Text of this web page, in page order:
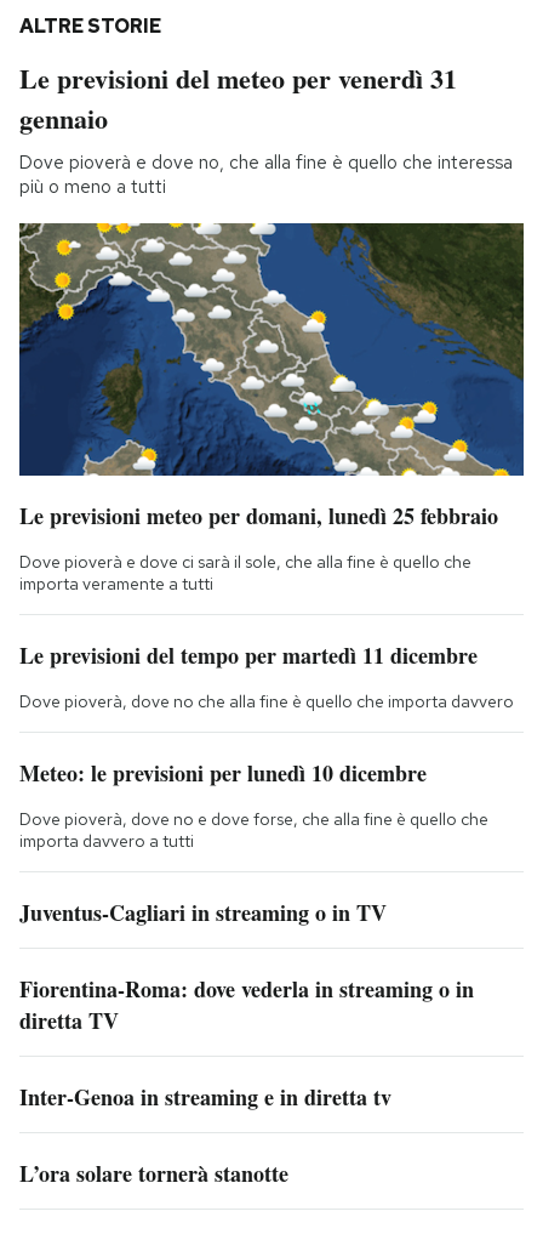
ALTRE STORIE
Le previsioni del meteo per venerdì 31
gennaio
Dove pioverà e dove no, che alla fine è quello che interessa
più o meno a tutti
Le previsioni meteo per domani, lunedì 25 febbraio
Dove pioverà e dove ci sarà il sole, che alla fine è quello che
importa veramente a tutti
Le previsioni del tempo per martedì 11 dicembre
Dove pioverà, dove no che alla fine è quello che importa davvero
Meteo: le previsioni per lunedì 10 dicembre
Dove pioverà, dove no e dove forse, che alla fine è quello che
importa davvero a tutti
Juventus-Cagliari in streaming o in TV
Fiorentina-Roma: dove vederla in streaming o in
diretta TV
Inter-Genoa in streaming e in diretta tv
L’ora solare tornerà stanotte